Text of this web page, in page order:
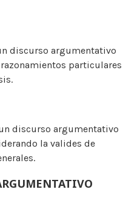
discurso argumentativo
particulares
discurso argumentativo
la valides de